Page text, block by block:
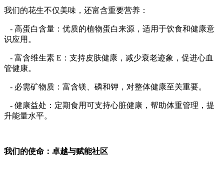
我们的花生不仅美味，还富含重要营养：
- 高蛋白含量：优质的植物蛋白来源，适用于饮食和健康意
识应用。
- 富含维生素 E：支持皮肤健康，减少衰老迹象，促进心血
管健康。
- 必需矿物质：富含镁、磷和钾，对整体健康至关重要。
- 健康益处：定期食用可支持心脏健康，帮助体重管理，提
升能量水平。
我们的使命：卓越与赋能社区